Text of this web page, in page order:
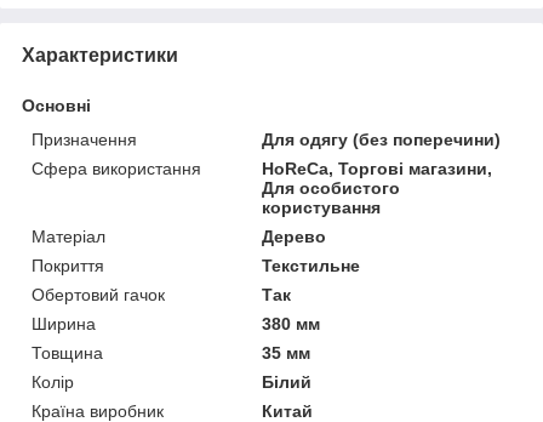
Характеристики
Основні
Призначення
Для одягу (без поперечини)
Сфера використання
HoReCa, Торгові магазини,
Для особистого
користування
Матеріал
Дерево
Покриття
Текстильне
Обертовий гачок
Так
Ширина
380 мм
Товщина
35 мм
Колір
Білий
Країна виробник
Китай